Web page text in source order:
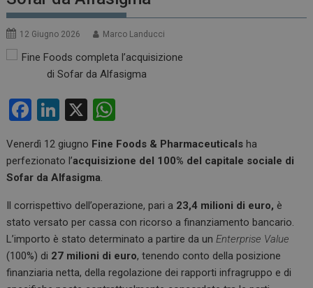
12 Giugno 2026 Marco Landucci
F
ce
b
o
o
k
Li
ke
dI
n
X
at
A
p
p
Venerdì 12 giugno Fine Foods & Pharmaceuticals ha
perfezionato l’acquisizione del 100% del capitale sociale di
Sofar da Alfasigma.
Il corrispettivo dell’operazione, pari a 23,4 milioni di euro, è
stato versato per cassa con ricorso a finanziamento bancario.
L’importo è stato determinato a partire da unEnterprise Value
(100%) di 27 milioni di euro, tenendo conto della posizione
finanziaria netta, della regolazione dei rapporti infragruppo e di